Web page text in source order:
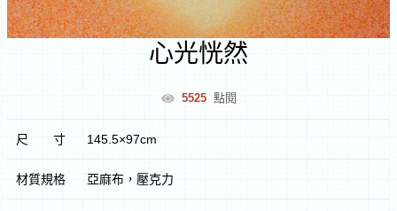
室
創
遊
心光恍然
5525 點閱
尺寸 145.5×97cm
材質規格 亞麻布，壓克力